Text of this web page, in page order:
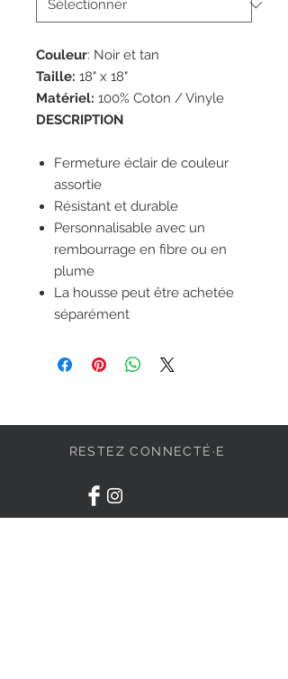
Couleur: Noir et tan
Taille: 18" x 18"
Matériel: 100% Coton / Vinyle
DESCRIPTION
Fermeture éclair de couleur
assortie
Résistant et durable
Personnalisable avec un
rembourrage en fibre ou en
plume
La housse peut être achetée
séparément
RESTEZ CONNECTÉ·E